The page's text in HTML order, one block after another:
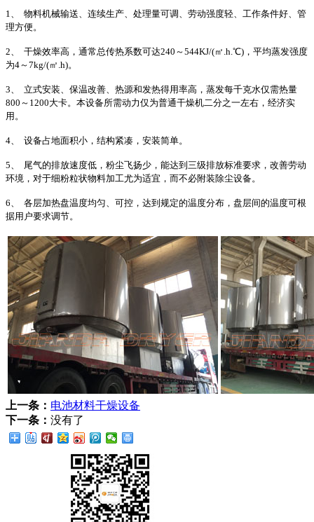
1、 物料机械输送、连续生产、处理量可调、劳动强度轻、工作条件好、管
理方便。
2、 干燥效率高，通常总传热系数可达240～544KJ/(㎡.h.℃)，平均蒸发强度
为4～7kg/(㎡.h)。
3、 立式安装、保温改善、热源和发热得用率高，蒸发每千克水仅需热量
800～1200大卡。本设备所需动力仅为普通干燥机二分之一左右，经济实
用。
4、 设备占地面积小，结构紧凑，安装简单。
5、 尾气的排放速度低，粉尘飞扬少，能达到三级排放标准要求，改善劳动
环境，对于细粉粒状物料加工尤为适宜，而不必附装除尘设备。
6、 各层加热盘温度均匀、可控，达到规定的温度分布，盘层间的温度可根
据用户要求调节。
上一条： 电池材料干燥设备
下一条： 没有了